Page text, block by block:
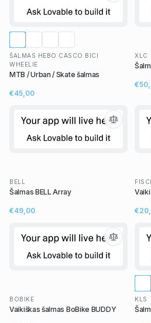
ŠALMAS HEBO CASCO BICI
WHEELIE
MTB / Urban / Skate šalmas
€45,00
XLC
BELL
Šalmas BELL Array
€49,00
BOBIKE
Vaikiškas šalmas BoBike BUDDY
KLS